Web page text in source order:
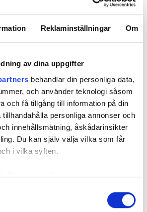
Reklaminställningar Om
av dina uppgifter
behandlar din personliga data,
och använder teknologi såsom
och få tillgång till information på din
personliga annonser och
innehållsmätning, åskådarinsikter
Du kan själv välja vilka som får
i vilka syften.
vi även vilja:
noggrannhet på upp till flera meter
Foto: Hyresnämnden
Foto: Hyresnämnden
några inspektioner eller något
och att det är anledningen till att
uppstå. Sprickan var heller inte så lätt
han.
var nödvändig
uppfattning, och påpekar att företaget
till hyresgästen med ett erbjudande
kök och badrum var i funktionellt
då varnat om sprickan hade